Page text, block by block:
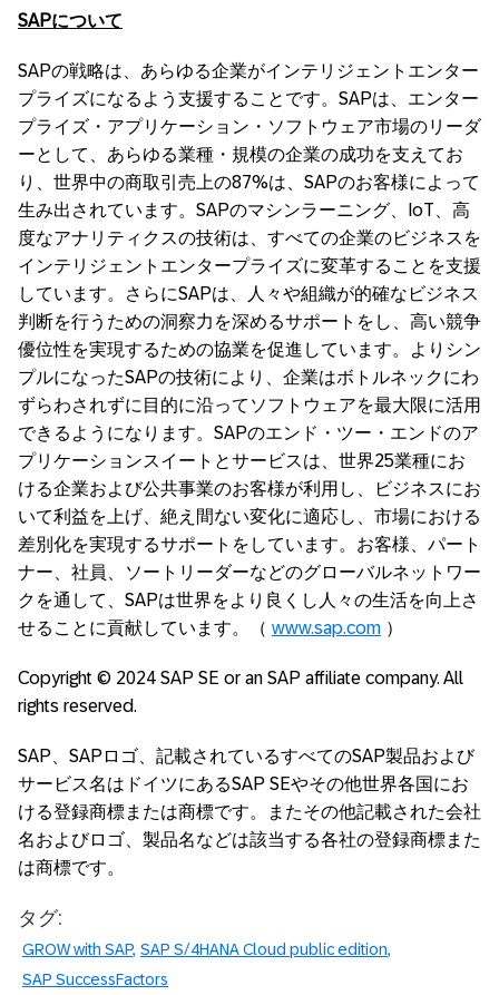
SAPについて
SAPの戦略は、あらゆる企業がインテリジェントエンター
プライズになるよう支援することです。SAPは、エンター
プライズ・アプリケーション・ソフトウェア市場のリーダ
ーとして、あらゆる業種・規模の企業の成功を支えてお
り、世界中の商取引売上の87%は、SAPのお客様によって
生み出されています。SAPのマシンラーニング、IoT、高
度なアナリティクスの技術は、すべての企業のビジネスを
インテリジェントエンタープライズに変革することを支援
しています。さらにSAPは、人々や組織が的確なビジネス
判断を行うための洞察力を深めるサポートをし、高い競争
優位性を実現するための協業を促進しています。よりシン
プルになったSAPの技術により、企業はボトルネックにわ
ずらわされずに目的に沿ってソフトウェアを最大限に活用
できるようになります。SAPのエンド・ツー・エンドのア
プリケーションスイートとサービスは、世界25業種にお
ける企業および公共事業のお客様が利用し、ビジネスにお
いて利益を上げ、絶え間ない変化に適応し、市場における
差別化を実現するサポートをしています。お客様、パート
ナー、社員、ソートリーダーなどのグローバルネットワー
クを通して、SAPは世界をより良くし人々の生活を向上さ
せることに貢献しています。（ www.sap.com ）
Copyright © 2024 SAP SE or an SAP affiliate company. All
rights reserved.
SAP、SAPロゴ、記載されているすべてのSAP製品および
サービス名はドイツにあるSAP SEやその他世界各国にお
ける登録商標または商標です。またその他記載された会社
名およびロゴ、製品名などは該当する各社の登録商標また
は商標です。
タグ:
GROW with SAP SAP S/4HANA Cloud public edition
SAP SuccessFactors